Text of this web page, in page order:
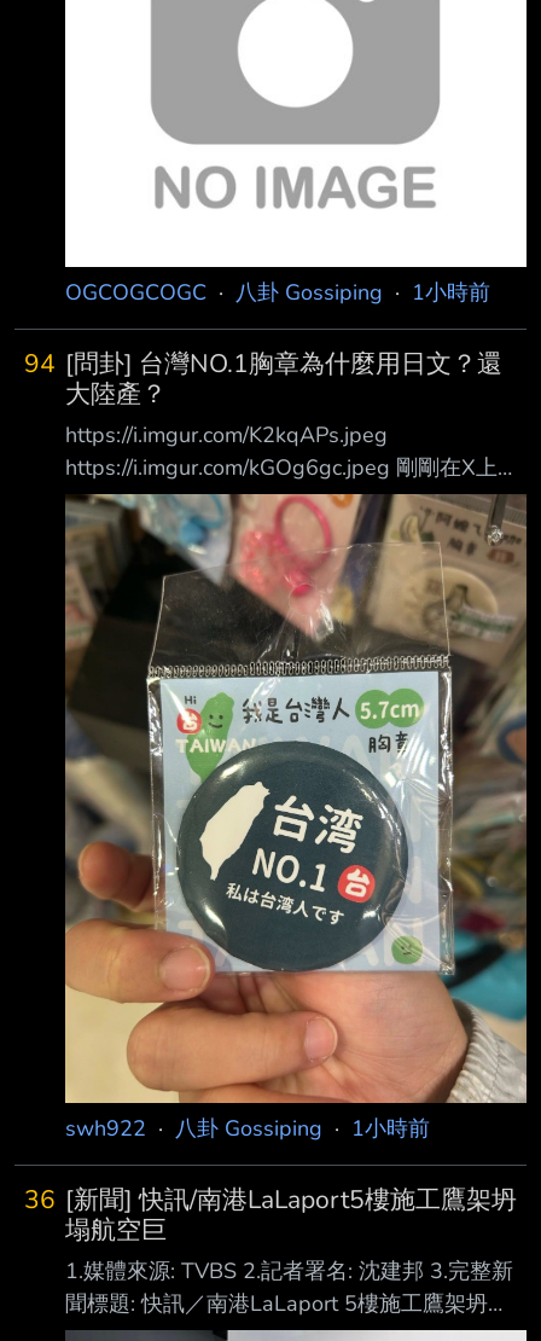
「20％以上下架」是科學討論後的決定， 全面
下架則是政治決定，他為政治決定負責。外傳他
與食藥署長姜至剛已為此請辭，對於 傳言，衛
福部表示不予回應。 致癌油爭議不斷，中聯代
OGCOGCOGC · 八卦 Gossiping · 1小時前
94 [問卦] 台灣NO.1胸章為什麼用日文？還
大陸產？
https://i.imgur.com/K2kqAPs.jpeg
https://i.imgur.com/kGOg6gc.jpeg 剛剛在X上看
到台灣NO.1的紀念胸章竟然印有日文 戴這種胸
章的應該都是台灣人吧 沒猜錯應該還是偏獨的
台灣人 為什麼要印日文呢？ 台灣是不是NO.1應
該和日本都沒有關係吧？ 關鍵這胸章還是made
in China 親日、反中、用中國產品 一個群體是如
何做到把以上互相矛盾的幾個因素集於一身的？
-- https://i.imgur.com/wXyg02W.png 獨派和
MAGA
swh922 · 八卦 Gossiping · 1小時前
36 [新聞] 快訊/南港LaLaport5樓施工鷹架坍
塌航空巨
1.媒體來源: TVBS 2.記者署名: 沈建邦 3.完整新
聞標題: 快訊／南港LaLaport 5樓施工鷹架坍